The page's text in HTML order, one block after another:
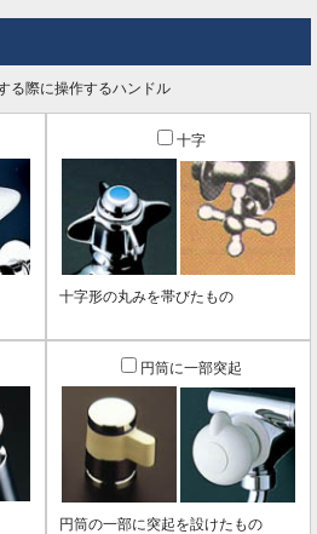
る際に操作するハンドル
十字
十字形の丸みを帯びたもの
円筒に一部突起
円筒の一部に突起を設けたもの